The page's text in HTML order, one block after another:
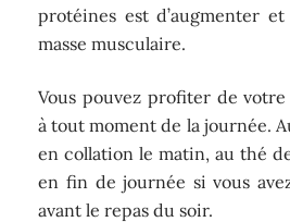
protéines est d’augmenter
masse musculaire.
Vous pouvez profiter de
à tout moment de la journée.
en collation le matin, au thé
en fin de journée si vous
avant le repas du soir.